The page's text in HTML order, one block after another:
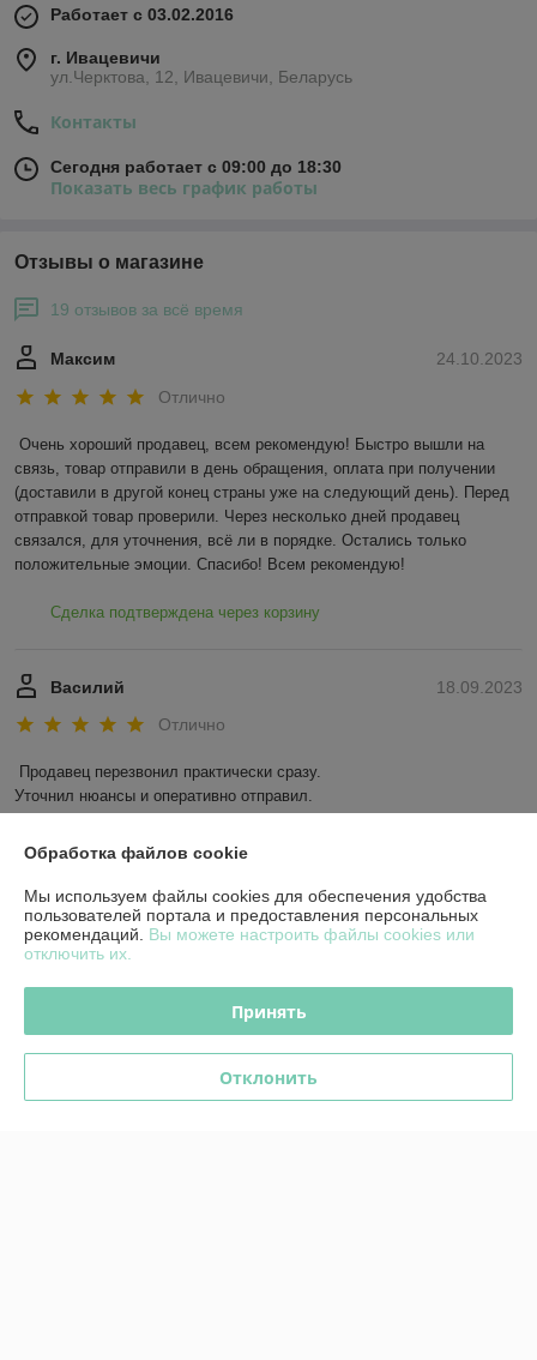
Работает с 03.02.2016
г. Ивацевичи
ул.Черктова, 12, Ивацевичи, Беларусь
Контакты
Сегодня работает с 09:00 до 18:30
Показать весь график работы
Отзывы о магазине
19 отзывов за всё время
24.10.2023
Максим
Отлично
Очень хороший продавец, всем рекомендую! Быстро вышли на
связь, товар отправили в день обращения, оплата при получении
(доставили в другой конец страны уже на следующий день). Перед
отправкой товар проверили. Через несколько дней продавец
связался, для уточнения, всё ли в порядке. Остались только
положительные эмоции. Спасибо! Всем рекомендую!
Сделка подтверждена через корзину
18.09.2023
Василий
Отлично
Продавец перезвонил практически сразу.
Уточнил нюансы и оперативно отправил.
Сделка подтверждена через корзину
Показать все отзывы
О нас
Контакты
Доставка и оплата
Обработка файлов cookie
Мы используем файлы cookies для обеспечения удобства
пользователей портала и предоставления персональных
рекомендаций. Вы можете настроить файлы cookies или
отключить их.
Принять
Отклонить